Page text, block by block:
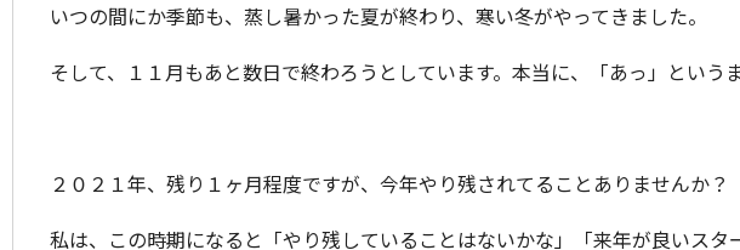
いつの間にか季節も、蒸し暑かった夏が終わり、寒い冬がやってきました。
そして、１１月もあと数日で終わろうとしています。本当に、「あっ」という
２０２１年、残り１ヶ月程度ですが、今年やり残されてることありませんか？
私は、この時期になると「やり残していることはないかな」「来年が良いスタ